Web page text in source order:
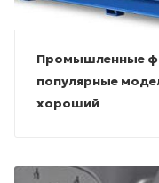
Промышленные
популярные
хороший